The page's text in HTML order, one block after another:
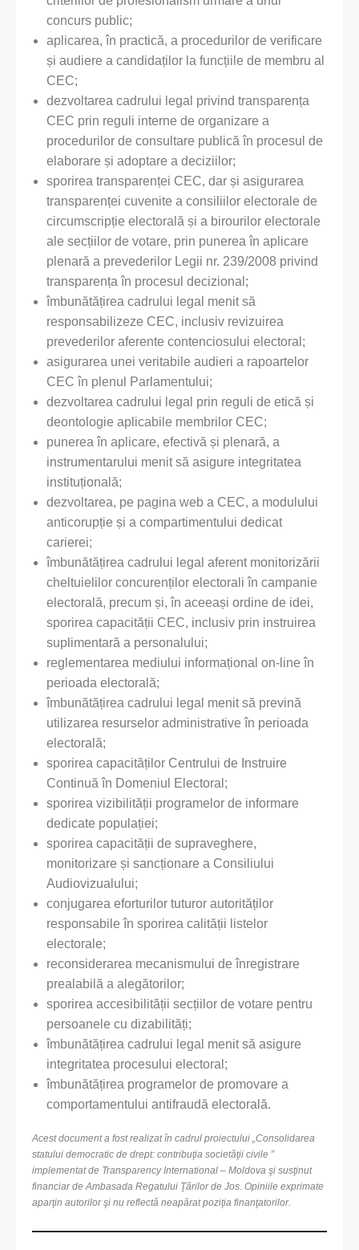
concurs public;
aplicarea, în practică, a procedurilor de verificare
și audiere a candidaților la funcțiile de membru al
CEC;
dezvoltarea cadrului legal privind transparența
CEC prin reguli interne de organizare a
procedurilor de consultare publică în procesul de
elaborare și adoptare a deciziilor;
sporirea transparenței CEC, dar și asigurarea
transparenței cuvenite a consiliilor electorale de
circumscripție electorală și a birourilor electorale
ale secțiilor de votare, prin punerea în aplicare
plenară a prevederilor Legii nr. 239/2008 privind
transparența în procesul decizional;
îmbunătățirea cadrului legal menit să
responsabilizeze CEC, inclusiv revizuirea
prevederilor aferente contenciosului electoral;
asigurarea unei veritabile audieri a rapoartelor
CEC în plenul Parlamentului;
dezvoltarea cadrului legal prin reguli de etică și
deontologie aplicabile membrilor CEC;
punerea în aplicare, efectivă și plenară, a
instrumentarului menit să asigure integritatea
instituțională;
dezvoltarea, pe pagina web a CEC, a modulului
anticorupție și a compartimentului dedicat
carierei;
îmbunătățirea cadrului legal aferent monitorizării
cheltuielilor concurenților electorali în campanie
electorală, precum și, în aceeași ordine de idei,
sporirea capacității CEC, inclusiv prin instruirea
suplimentară a personalului;
reglementarea mediului informațional on-line în
perioada electorală;
îmbunătățirea cadrului legal menit să prevină
utilizarea resurselor administrative în perioada
electorală;
sporirea capacităților Centrului de Instruire
Continuă în Domeniul Electoral;
sporirea vizibilității programelor de informare
dedicate populației;
sporirea capacității de supraveghere,
monitorizare și sancționare a Consiliului
Audiovizualului;
conjugarea eforturilor tuturor autorităților
responsabile în sporirea calității listelor
electorale;
reconsiderarea mecanismului de înregistrare
prealabilă a alegătorilor;
sporirea accesibilității secțiilor de votare pentru
persoanele cu dizabilități;
îmbunătățirea cadrului legal menit să asigure
integritatea procesului electoral;
îmbunătățirea programelor de promovare a
comportamentului antifraudă electorală.
Acest document a fost realizat în cadrul proiectului „Consolidarea
statului democratic de drept: contribuţia societăţii civile ”
implementat de Transparency International – Moldova şi susţinut
financiar de Ambasada Regatului Ţărilor de Jos. Opiniile exprimate
aparţin autorilor şi nu reflectă neapărat poziţia finanţatorilor.